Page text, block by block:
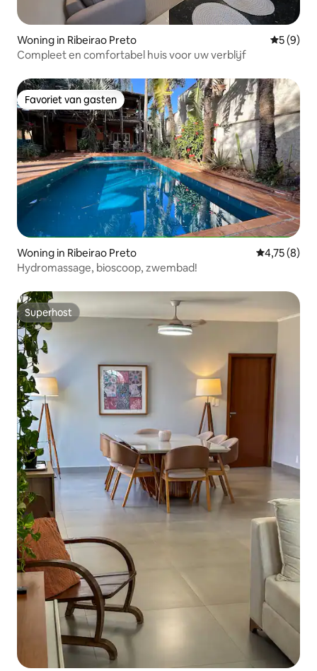
Woning in Ribeirao Preto
5 (9)
Compleet en comfortabel huis voor uw verblijf
Favoriet van gasten
Favoriet van gasten
Woning in Ribeirao Preto
4,75 (8)
Hydromassage, bioscoop, zwembad!
Superhost
Superhost